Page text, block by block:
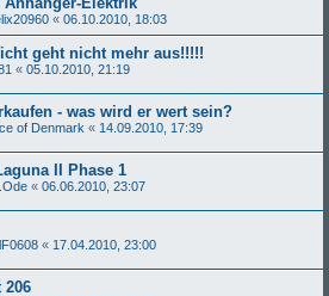
« 06.10.2010, 18:03
geht nicht mehr aus!!!!!
« 05.10.2010, 21:19
- was wird er wert sein?
of Denmark « 14.09.2010, 17:39
II Phase 1
« 06.06.2010, 23:07
« 17.04.2010, 23:00
206